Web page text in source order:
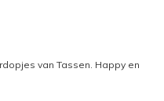
van Tassen. Happy en